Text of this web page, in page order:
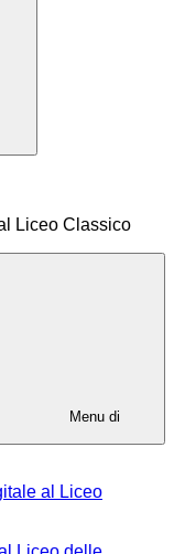
Liceo Classico
Menu di
al Liceo